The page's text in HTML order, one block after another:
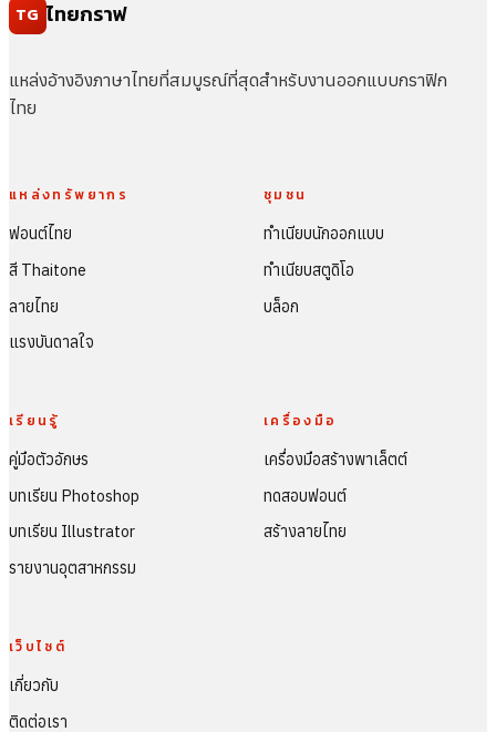
TG ไทยกราฟ
แหล่งอ้างอิงภาษาไทยที่สมบูรณ์ที่สุดสำหรับงานออกแบบกราฟิก
ไทย
แหล่งทรัพยากร
ฟอนต์ไทย
สี Thaitone
ลายไทย
แรงบันดาลใจ
ชุมชน
ทำเนียบนักออกแบบ
ทำเนียบสตูดิโอ
บล็อก
เรียนรู้
คู่มือตัวอักษร
บทเรียน Photoshop
บทเรียน Illustrator
รายงานอุตสาหกรรม
เครื่องมือ
เครื่องมือสร้างพาเล็ตต์
ทดสอบฟอนต์
สร้างลายไทย
เว็บไซต์
เกี่ยวกับ
ติดต่อเรา